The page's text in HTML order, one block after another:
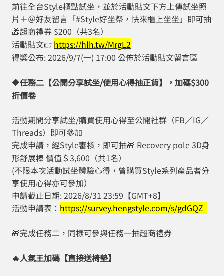
前往全台Style櫃點試坐，並於活動貼文下方上傳試坐照
片＋＠好友留言「#Style好坐祭，快來櫃上坐坐」即可抽
🎁超商禮券 $200（共3名）
活動貼文👉️https://hlh.tw/MrgL2
得獎公布: 2026/9/7(一) 17:00 公佈於活動貼文留言區
🔷任務二【公開分享試坐/使用心得抽正貨】，加碼$300
折價卷
活動期間分享試坐/購買使用心得至公開社群（FB／IG／
Threads）即可參加
完成申請，經Style審核，即可抽🎁 Recovery pole 3D身
形舒展棒 價值＄3,600（共1名）
(不限本次活動試坐體驗心得，曾購買Style系列產品者分
享使用心得亦可參加）
申請截止日期: 2026/8/31 23:59【GMT+8】
活動申請表： https://survey.hengstyle.com/s/gdGQZ
🎁完成任務二，同樣可參與任務一抽超商禮券
🔥人氣王加碼【直接送椅墊】